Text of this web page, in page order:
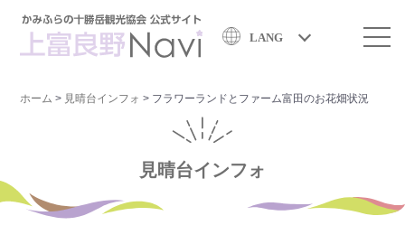
LANG
ホーム > 見晴台インフォ > フラワーランドとファーム富田のお花畑状況
見晴台インフォ